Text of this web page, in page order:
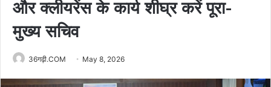
और क्लीयरेंस के कार्य शीघ्र करें पूरा-
मुख्य सचिव
36गढ़ी.COM May 8, 2026